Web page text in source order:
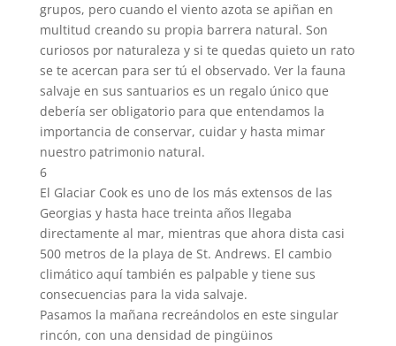
grupos, pero cuando el viento azota se apiñan en
multitud creando su propia barrera natural. Son
curiosos por naturaleza y si te quedas quieto un rato
se te acercan para ser tú el observado. Ver la fauna
salvaje en sus santuarios es un regalo único que
debería ser obligatorio para que entendamos la
importancia de conservar, cuidar y hasta mimar
nuestro patrimonio natural.
6
El Glaciar Cook es uno de los más extensos de las
Georgias y hasta hace treinta años llegaba
directamente al mar, mientras que ahora dista casi
500 metros de la playa de St. Andrews. El cambio
climático aquí también es palpable y tiene sus
consecuencias para la vida salvaje.
Pasamos la mañana recreándolos en este singular
rincón, con una densidad de pingüinos